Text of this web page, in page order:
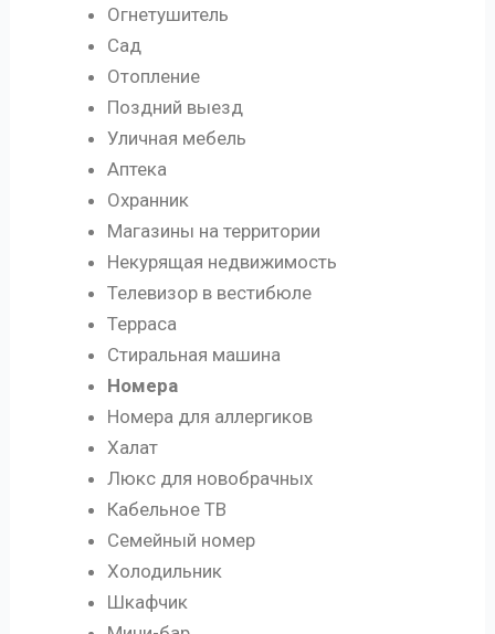
Огнетушитель
Сад
Отопление
Поздний выезд
Уличная мебель
Аптека
Охранник
Магазины на территории
Некурящая недвижимость
Телевизор в вестибюле
Терраса
Стиральная машина
Номера
Номера для аллергиков
Халат
Люкс для новобрачных
Кабельное ТВ
Семейный номер
Холодильник
Шкафчик